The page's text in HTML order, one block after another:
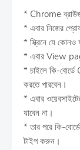
* Chrome
* এবার নিজের
* স্ক্রিনে যে
* এবার View
* চাইলে কি-
করতে পারবেন।
* এবার
যাবেন না।
* তার পরে কি-
টাইপ করুন।